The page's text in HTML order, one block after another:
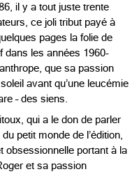
il y a tout juste trente
ce joli tribut payé à
pages la folie de
dans les années 1960-
que sa passion
avant qu’une leucémie
– des siens.
qui a le don de parler
petit monde de l’édition,
obsessionnelle portant à la
et sa passion